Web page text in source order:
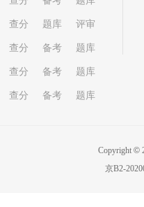
查分 题库 评审
查分 备考 题库
查分 备考 题库
查分 备考 题库
Copyright ©
京B2-